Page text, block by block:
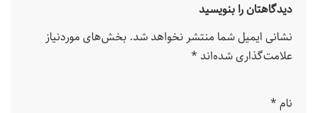
دیدگاهتان را بنویسید
نشانی ایمیل شما منتشر نخواهد شد. بخش‌های موردنیاز
علامت‌گذاری شده‌اند *
نام *